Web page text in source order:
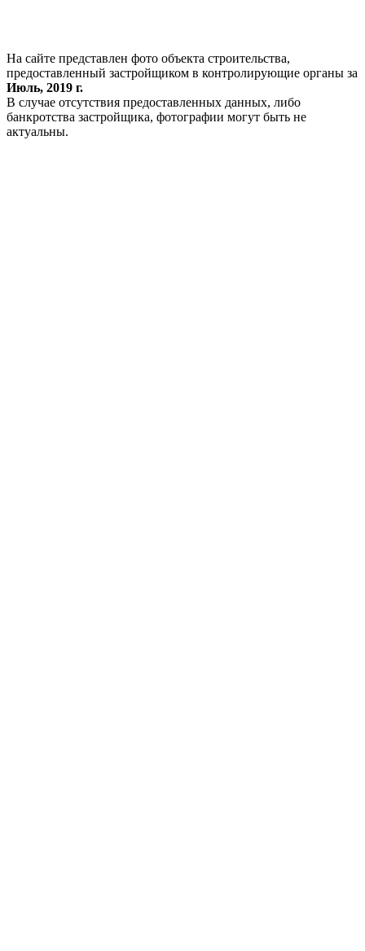
На сайте представлен фото объекта строительства,
предоставленный застройщиком в контролирующие органы за
Июль, 2019 г.
В случае отсутствия предоставленных данных, либо
банкротства застройщика, фотографии могут быть не
актуальны.